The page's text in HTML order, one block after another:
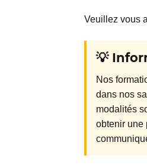
Veuillez vous
💡
Nos
dans nos
modalités
obtenir une